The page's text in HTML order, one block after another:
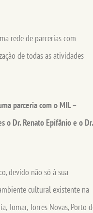
rede de parcerias com
de todas as atividades
parceria com o MIL –
o Dr. Renato Epifânio e o Dr.
devido não só à sua
cultural existente na
Tomar, Torres Novas, Porto